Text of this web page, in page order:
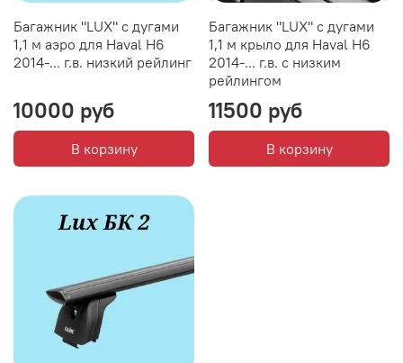
Багажник "LUX" с дугами
1,1 м аэро для Haval H6
2014-... г.в. низкий рейлинг
10000 руб
В корзину
Багажник "LUX" с дугами
1,1 м крыло для Haval H6
2014-... г.в. с низким
рейлингом
11500 руб
В корзину